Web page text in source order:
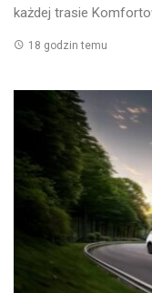
każdej trasie
18 godzin temu